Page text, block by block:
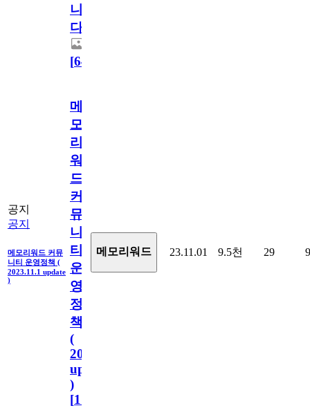
니
다.
[64
공지
공지
메모리워드 커뮤
니티 운영정책 (
2023.11.1 update
)
메
모
리
워
드
커
뮤
니
티
운
영
정
책
(
2023.11.1
update
)
[110
메모리워드 23.11.01 9.5천 29 9